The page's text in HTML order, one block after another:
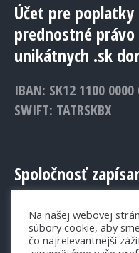
Účet pre
prednostné
unikátnych .sk
IBAN: SK12 1100
SWIFT: TATRSKBX
Spoločnosť
v Obchodnom
III., Vložka č.: 1156/B
Na našej webovej
súbory cookie, aby
čo najrelevantnejší